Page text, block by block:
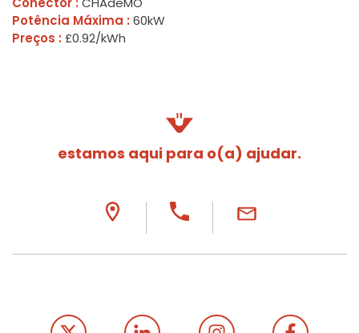
Potência Máxima : 60kW
Preços : £0.92/kWh
estamos aqui para o(a) ajudar.